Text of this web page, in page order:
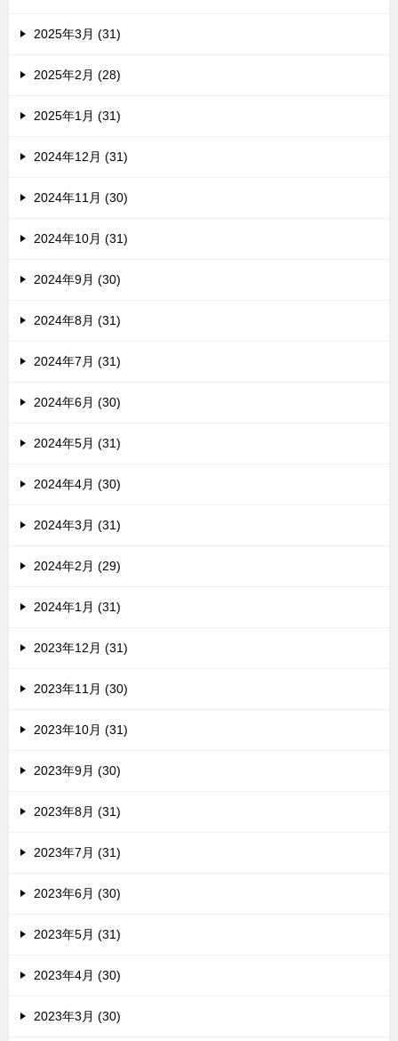
2025年3月 (31)
2025年2月 (28)
2025年1月 (31)
2024年12月 (31)
2024年11月 (30)
2024年10月 (31)
2024年9月 (30)
2024年8月 (31)
2024年7月 (31)
2024年6月 (30)
2024年5月 (31)
2024年4月 (30)
2024年3月 (31)
2024年2月 (29)
2024年1月 (31)
2023年12月 (31)
2023年11月 (30)
2023年10月 (31)
2023年9月 (30)
2023年8月 (31)
2023年7月 (31)
2023年6月 (30)
2023年5月 (31)
2023年4月 (30)
2023年3月 (30)